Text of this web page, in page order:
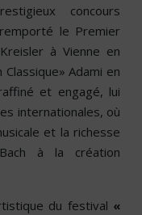
concours
le Premier
à Vienne en
Adami en
et engagé, lui
internationales, où
et la richesse
à la création
du festival «